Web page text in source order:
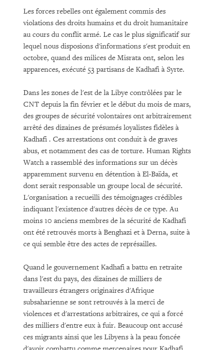
Les forces rebelles ont également commis des
violations des droits humains et du droit humanitaire
au cours du conflit armé. Le cas le plus significatif sur
lequel nous disposions d'informations s'est produit en
octobre, quand des milices de Misrata ont, selon les
apparences, exécuté 53 partisans de Kadhafi à Syrte.
Dans les zones de l'est de la Libye contrôlées par le
CNT depuis la fin février et le début du mois de mars,
des groupes de sécurité volontaires ont arbitrairement
arrêté des dizaines de présumés loyalistes fidèles à
Kadhafi . Ces arrestations ont conduit à de graves
abus, et notamment des cas de torture. Human Rights
Watch a rassemblé des informations sur un décès
apparemment survenu en détention à El-Baïda, et
dont serait responsable un groupe local de sécurité.
L'organisation a recueilli des témoignages crédibles
indiquant l'existence d'autres décès de ce type. Au
moins 10 anciens membres de la sécurité de Kadhafi
ont été retrouvés morts à Benghazi et à Derna, suite à
ce qui semble être des actes de représailles.
Quand le gouvernement Kadhafi a battu en retraite
dans l'est du pays, des dizaines de milliers de
travailleurs étrangers originaires d'Afrique
subsaharienne se sont retrouvés à la merci de
violences et d'arrestations arbitraires, ce qui a forcé
des milliers d'entre eux à fuir. Beaucoup ont accusé
ces migrants ainsi que les Libyens à la peau foncée